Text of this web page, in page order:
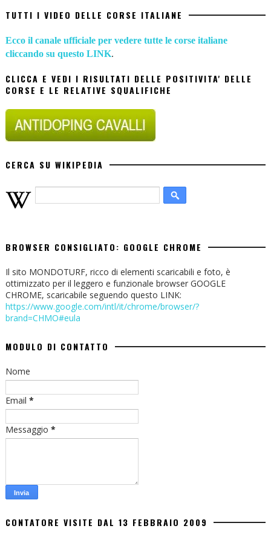
TUTTI I VIDEO DELLE CORSE ITALIANE
Ecco il canale ufficiale per vedere tutte le corse italiane
cliccando su questo LINK.
CLICCA E VEDI I RISULTATI DELLE POSITIVITA' DELLE
CORSE E LE RELATIVE SQUALIFICHE
CERCA SU WIKIPEDIA
BROWSER CONSIGLIATO: GOOGLE CHROME
Il sito MONDOTURF, ricco di elementi scaricabili e foto, è
ottimizzato per il leggero e funzionale browser GOOGLE
CHROME, scaricabile seguendo questo LINK:
https://www.google.com/intl/it/chrome/browser/?
brand=CHMO#eula
MODULO DI CONTATTO
Nome
Email *
Messaggio *
CONTATORE VISITE DAL 13 FEBBRAIO 2009